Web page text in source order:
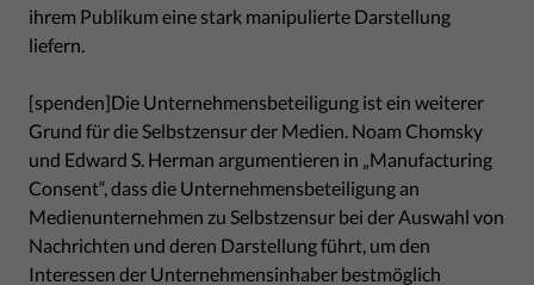
ihrem Publikum eine stark manipulierte Darstellung
liefern.
[spenden]Die Unternehmensbeteiligung ist ein weiterer
Grund für die Selbstzensur der Medien. Noam Chomsky
und Edward S. Herman argumentieren in „Manufacturing
Consent“, dass die Unternehmensbeteiligung an
Medienunternehmen zu Selbstzensur bei der Auswahl von
Nachrichten und deren Darstellung führt, um den
Interessen der Unternehmensinhaber bestmöglich